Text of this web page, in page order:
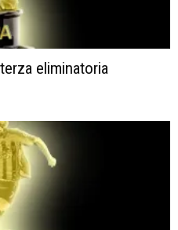
eliminatoria